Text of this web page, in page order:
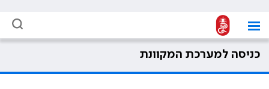
כניסה למערכת המקוונת